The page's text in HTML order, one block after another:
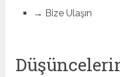
→ Bize Ulaşın